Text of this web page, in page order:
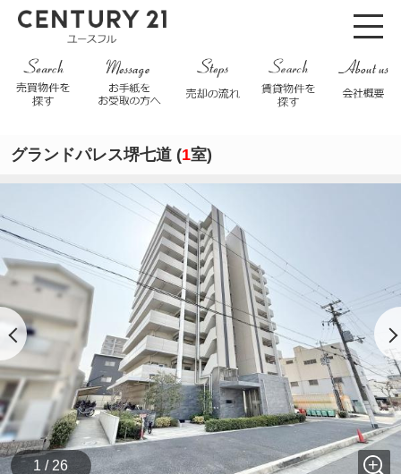
グランドパレス堺七道 (1室)
1 / 26